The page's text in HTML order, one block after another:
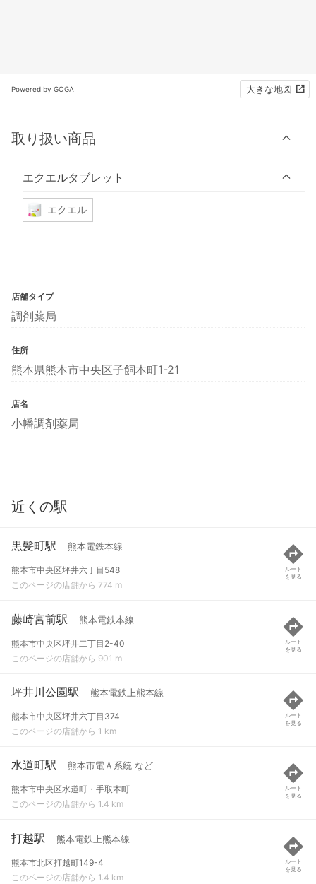
Powered by GOGA 大きな地図
取り扱い商品
エクエルタブレット
エクエル
店舗タイプ
調剤薬局
住所
熊本県熊本市中央区子飼本町1-21
店名
小幡調剤薬局
近くの駅
黒髪町駅 熊本電鉄本線
熊本市中央区坪井六丁目548
このページの店舗から 774 m
ルート
を見る
藤崎宮前駅 熊本電鉄本線
熊本市中央区坪井二丁目2-40
このページの店舗から 901 m
ルート
を見る
坪井川公園駅 熊本電鉄上熊本線
熊本市中央区坪井六丁目374
このページの店舗から 1 km
ルート
を見る
水道町駅 熊本市電Ａ系統 など
熊本市中央区水道町・手取本町
このページの店舗から 1.4 km
ルート
を見る
打越駅 熊本電鉄上熊本線
熊本市北区打越町149-4
このページの店舗から 1.4 km
ルート
を見る